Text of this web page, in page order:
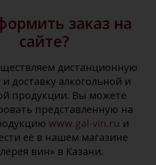
заказ на
сайте?
дистанционную
доставку алкогольной и
продукции. Вы можете
представленную на
www.gal-vin.ru и
её в нашем магазине
вин» в Казани.